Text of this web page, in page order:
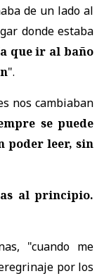
de un lado al
donde estaba
que ir al baño
".
nos cambiaban
se puede
poder leer, sin
al principio.
"cuando me
por los